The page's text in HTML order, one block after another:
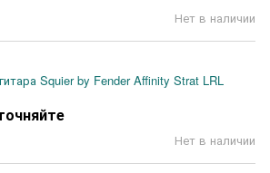
Нет в наличии
Squier by Fender Affinity Strat LRL
Нет в наличии